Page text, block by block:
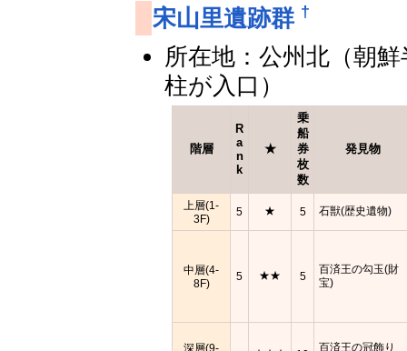
宋山里遺跡群 †
所在地：公州北（朝
柱が入口）
階層
R
a
n
k
★
乗
船
券
枚
数
発見物
上層(1-
3F)
5 ★ 5 石獣(歴史遺物)
中層(4-
8F)
5 ★★ 5
百済王の勾玉(財
宝)
深層(9- 百済王の冠飾り